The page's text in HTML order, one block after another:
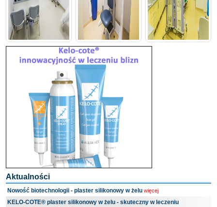
Aktualności
Nowość biotechnologii - plaster silikonowy w żelu więcej
KELO-COTE® plaster silikonowy w żelu - skuteczny w leczeniu